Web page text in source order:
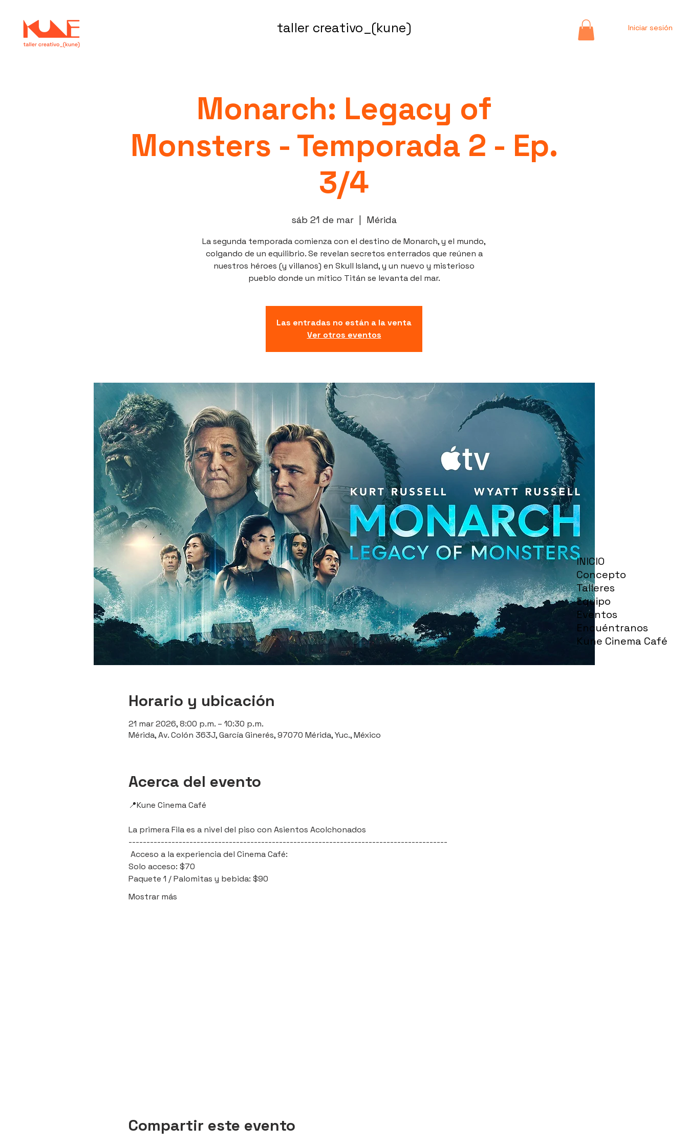
Iniciar sesión
taller creativo_(kune)
INICIO
Concepto
Talleres
Equipo
Eventos
Encuéntranos
Kune Cinema Café
Monarch: Legacy of
Monsters - Temporada 2 - Ep.
3/4
sáb 21 de mar Mérida
La segunda temporada comienza con el destino de Monarch, y el mundo,
colgando de un equilibrio. Se revelan secretos enterrados que reúnen a
nuestros héroes (y villanos) en Skull Island, y un nuevo y misterioso
pueblo donde un mítico Titán se levanta del mar.
Las entradas no están a la venta
Ver otros eventos
Horario y ubicación
21 mar 2026, 8:00 p.m. – 10:30 p.m.
Mérida, Av. Colón 363J, García Ginerés, 97070 Mérida, Yuc., México
Acerca del evento
📍Kune Cinema Café
La primera Fila es a nivel del piso con Asientos Acolchonados
-----------------------------------------------------------------------------------------
Acceso a la experiencia del Cinema Café:
Solo acceso: $70
Paquete 1 / Palomitas y bebida: $90
Mostrar más
Compartir este evento